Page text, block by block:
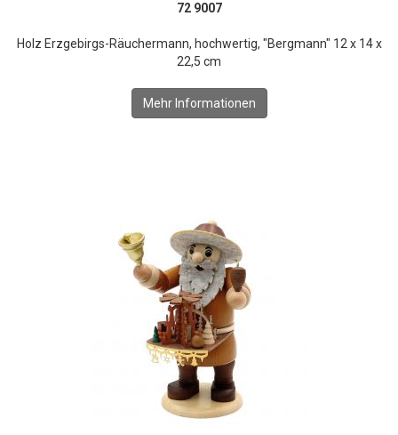
72 9007
Holz Erzgebirgs-Räuchermann, hochwertig, "Bergmann" 12 x 14 x
22,5 cm
Mehr Informationen